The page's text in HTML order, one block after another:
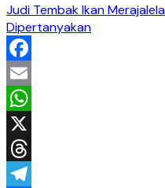
Judi Tembak Ikan
Dipertanyakan
Facebook
Email
WhatsApp
X
Threads